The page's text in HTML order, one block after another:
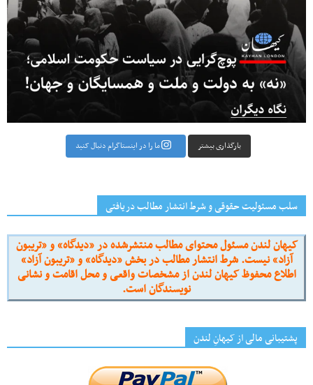
بارگذاری بیشتر ما را در اینستاگرام دنبال کنید
سلب مسئولیت حقوقی و شرط انتشار مطالب دریافتی
کیهان لندن مسئول محتوای مطالب منتشرشده در «دیدگاه» و «تریبون
آزاد» نیست. شرط انتشار مطالب در بخش «دیدگاه» و «تریبون آزاد»
اطلاع محفوظ کیهان لندن از مشخصات واقعی و محل اقامت و نشانی
نویسندگان است.
پشتیبانی مالی از کیهانِ لندن